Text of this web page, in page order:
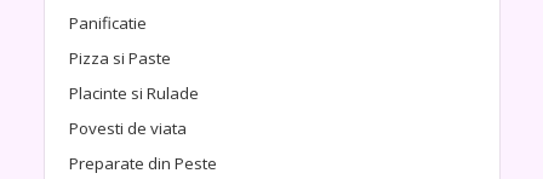
Panificatie
Pizza si Paste
Placinte si Rulade
Povesti de viata
Preparate din Peste